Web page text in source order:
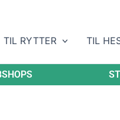
TIL RYTTER TIL